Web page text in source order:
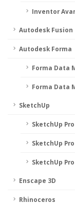
Inventor
Autodesk Fusion
Autodesk Forma
Forma Data
Forma Data
SketchUp
SketchUp
SketchUp
SketchUp
Enscape 3D
Rhinoceros